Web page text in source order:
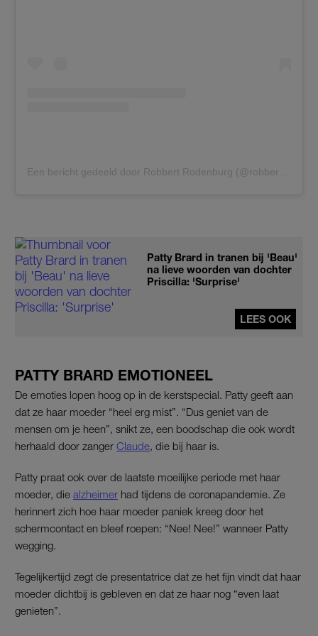
Een bericht gedeeld door Robbert Rodenburg (@robbertrodenburg)
Patty Brard in tranen bij 'Beau'
na lieve woorden van dochter
Priscilla: 'Surprise'
LEES OOK
PATTY BRARD EMOTIONEEL
De emoties lopen hoog op in de kerstspecial. Patty geeft aan
dat ze haar moeder “heel erg mist”. “Dus geniet van de
mensen om je heen”, snikt ze, een boodschap die ook wordt
herhaald door zanger Claude, die bij haar is.
Patty praat ook over de laatste moeilijke periode met haar
moeder, die alzheimer had tijdens de coronapandemie. Ze
herinnert zich hoe haar moeder paniek kreeg door het
schermcontact en bleef roepen: “Nee! Nee!” wanneer Patty
wegging.
Tegelijkertijd zegt de presentatrice dat ze het fijn vindt dat haar
moeder dichtbij is gebleven en dat ze haar nog “even laat
genieten”.